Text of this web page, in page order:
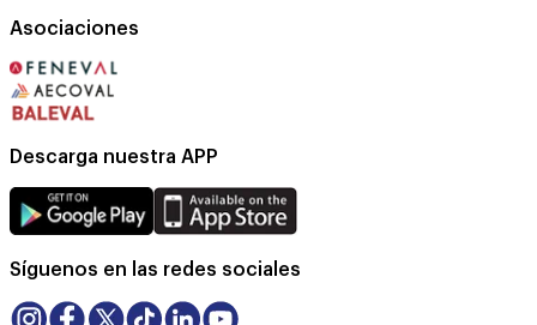
Asociaciones
Descarga nuestra APP
Síguenos en las redes sociales